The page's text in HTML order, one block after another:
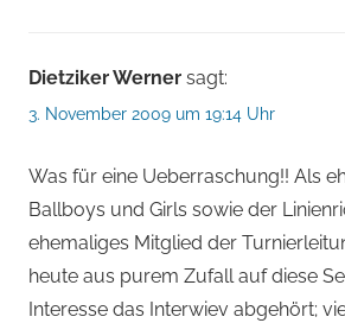
Dietziker Werner sagt:
3. November 2009 um 19:14 Uhr
Was für eine Ueberraschung!! Als
Ballboys und Girls sowie der
ehemaliges Mitglied der
heute aus purem Zufall auf diese
Interesse das Interwiev abgehört;